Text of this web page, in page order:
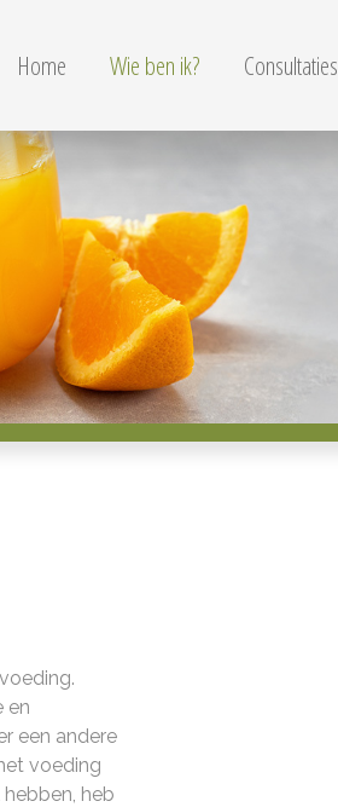
Home Wie ben ik? Consultaties
en
een andere
voeding
heb